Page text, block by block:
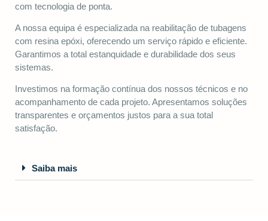
com tecnologia de ponta.
A nossa equipa é especializada na reabilitação de tubagens
com resina epóxi, oferecendo um serviço rápido e eficiente.
Garantimos a total estanquidade e durabilidade dos seus
sistemas.
Investimos na formação contínua dos nossos técnicos e no
acompanhamento de cada projeto. Apresentamos soluções
transparentes e orçamentos justos para a sua total
satisfação.
Saiba mais